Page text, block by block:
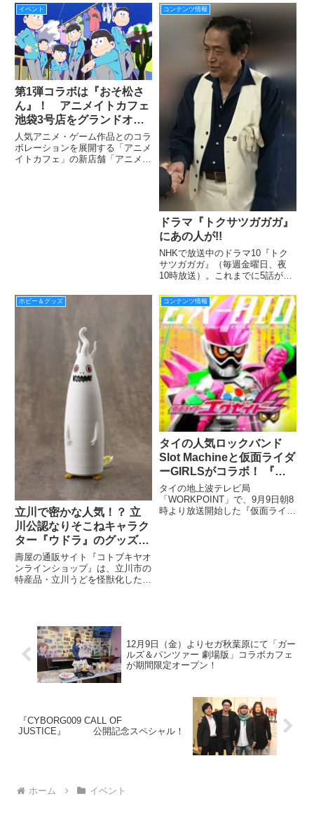
ュアルを使用したTシャツ＆トー
トバッグ＆スマホケースが秋田書
店オンラインストア限定で発売
中！
イベント
第1弾コラボは『おそ松さ
ん』！ アニメイトカフェ
池袋3号店をグランドオー
プン！
人気アニメ・ゲーム作品とのコラ
ボレーションを展開する「アニメ
イトカフェ」の新店舗「アニメイ
コンテンツ情報
ドラマ『トクサツガガガ』
にあの人が!!
NHKで放送中のドラマ10『トク
サツガガガ』（毎週金曜日、夜
10時放送）。これまでに5話が放
（金）には最終回を迎える。劇中
の特撮パートの制作を東映が協力
し、登場するヒーローのスーツや
小物をレインボー造型企画が
ホビー＆グッズ
立川で密かな人気！？ 立
川公認なりそこねキャラク
ター『ウドラ』のグッズが
全国で買える！
壽屋の通販サイト『コトブキヤオ
ンラインショップ』は、立川市の
特産品・立川うどを怪獣化したキ
コンテンツ情報
タイの人気ロックバンド
Slot Machineと仮面ライダ
ーGIRLSがコラボ！ 『仮
面ライダーエグゼイド』タ
イ版オープニング主題歌
『EX-AID』の配信がスタ
タイの地上波テレビ局
「WORKPOINT」で、9月9日朝8
時より放送開始した『仮面ライダ
12月9日（金）よりセガ秋葉原にて「ガー
ルズ＆パンツァー 劇場版」コラボカフェ
が期間限定オープン！
『CYBORG009 CALL OF
JUSTICE』 公開記念スペシャル！
ホーム イベント